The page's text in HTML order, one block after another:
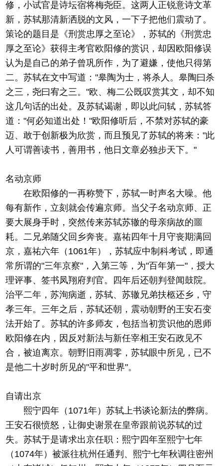
修，小试官是诗坛宿将梅尧臣。这两人正锐意诗文革
新，苏轼那清新洒脱的文风，一下子把他们震动了。
策论的题目是《刑赏忠厚之至论》，苏轼的《刑赏忠
厚之至论》获得主考官欧阳修的赏识，却因欧阳修误
认为是自己的弟子曾巩所作，为了避嫌，使他只得第
二。苏轼在文中写道："皋陶为士，将杀人。皋陶曰杀
之三，尧曰宥之三。"欧、梅二公既叹赏其文，却不知
这几句话的出处。及苏轼谒谢，即以此问轼，苏轼答
道："何必知道出处！"欧阳修听后，不禁对苏轼的豪
迈、敢于创新极为欣赏，而且预见了苏轼的将来："此
人可谓善读书，善用书，他日文章必独步天下。"
名动京师
在欧阳修的一再称赞下，苏轼一时声名大噪。他
每有新作，立刻就会传遍京师。当父子名动京师、正
要大展身手时，突然传来苏轼苏辙的母亲病故的噩
耗。二兄弟随父回乡奔丧。嘉祐四年十月守丧期满回
京，嘉祐六年（1061年），苏轼应中制科考试，即通
常所谓的"三年京察"，入第三等，为"百年第一"，授大
理评事、签书凤翔府判官。四年后还朝判登闻鼓院。
治平二年，苏洵病逝，苏轼、苏辙兄弟扶柩还乡，守
孝三年。三年之后，苏轼还朝，震动朝野的王安石变
法开始了。苏轼的许多师友，包括当初赏识他的恩师
欧阳修在内，因反对新法与新任宰相王安石政见不
合，被迫离京。朝野旧雨凋零，苏轼眼中所见，已不
是他二十岁时所见的"平和世界"。
自请出京
熙宁四年（1071年）苏轼上书谈论新法的弊病。
王安石很愤怒，让御史谢景在皇帝跟前说苏轼的过
失。苏轼于是请求出京任职：熙宁四年至熙宁七年
（1074年）被派往杭州任通判、熙宁七年秋调往密州